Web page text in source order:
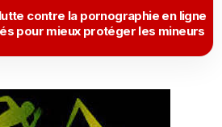
contre la pornographie en ligne
pour mieux protéger les mineurs